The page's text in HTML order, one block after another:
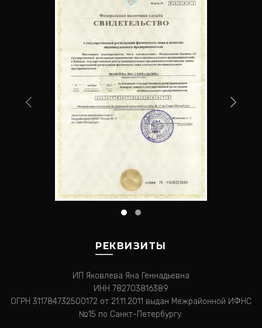
РЕКВИЗИТЫ
ИП Яковлева Яна Геннадьевна
ИНН 782703816389
ОГРН 311784732500172 от 21.11.2011 выдан Межрайонной ИФНС
№15 по Санкт-Петербургу.